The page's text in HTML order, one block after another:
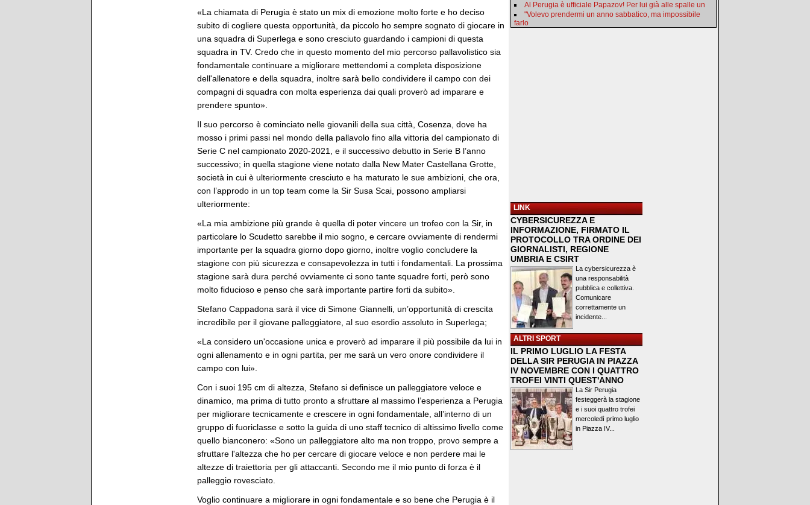
«La chiamata di Perugia è stato un mix di emozione molto forte e ho deciso
subito di cogliere questa opportunità, da piccolo ho sempre sognato di giocare in
una squadra di Superlega e sono cresciuto guardando i campioni di questa
squadra in TV. Credo che in questo momento del mio percorso pallavolistico sia
fondamentale continuare a migliorare mettendomi a completa disposizione
dell'allenatore e della squadra, inoltre sarà bello condividere il campo con dei
compagni di squadra con molta esperienza dai quali proverò ad imparare e
prendere spunto».
Il suo percorso è cominciato nelle giovanili della sua città, Cosenza, dove ha
mosso i primi passi nel mondo della pallavolo fino alla vittoria del campionato di
Serie C nel campionato 2020-2021, e il successivo debutto in Serie B l’anno
successivo; in quella stagione viene notato dalla New Mater Castellana Grotte,
società in cui è ulteriormente cresciuto e ha maturato le sue ambizioni, che ora,
con l’approdo in un top team come la Sir Susa Scai, possono ampliarsi
ulteriormente:
«La mia ambizione più grande è quella di poter vincere un trofeo con la Sir, in
particolare lo Scudetto sarebbe il mio sogno, e cercare ovviamente di rendermi
importante per la squadra giorno dopo giorno, inoltre voglio concludere la
stagione con più sicurezza e consapevolezza in tutti i fondamentali. La prossima
stagione sarà dura perché ovviamente ci sono tante squadre forti, però sono
molto fiducioso e penso che sarà importante partire forti da subito».
Stefano Cappadona sarà il vice di Simone Giannelli, un’opportunità di crescita
incredibile per il giovane palleggiatore, al suo esordio assoluto in Superlega;
«La considero un'occasione unica e proverò ad imparare il più possibile da lui in
ogni allenamento e in ogni partita, per me sarà un vero onore condividere il
campo con lui».
Con i suoi 195 cm di altezza, Stefano si definisce un palleggiatore veloce e
dinamico, ma prima di tutto pronto a sfruttare al massimo l’esperienza a Perugia
per migliorare tecnicamente e crescere in ogni fondamentale, all’interno di un
gruppo di fuoriclasse e sotto la guida di uno staff tecnico di altissimo livello come
quello bianconero: «Sono un palleggiatore alto ma non troppo, provo sempre a
sfruttare l'altezza che ho per cercare di giocare veloce e non perdere mai le
altezze di traiettoria per gli attaccanti. Secondo me il mio punto di forza è il
palleggio rovesciato.
Voglio continuare a migliorare in ogni fondamentale e so bene che Perugia è il
Al Perugia è ufficiale Papazov! Per lui già alle spalle un
"Volevo prendermi un anno sabbatico, ma impossibile
farlo
LINK
CYBERSICUREZZA E
INFORMAZIONE, FIRMATO IL
PROTOCOLLO TRA ORDINE DEI
GIORNALISTI, REGIONE
UMBRIA E CSIRT
La cybersicurezza è
una responsabilità
pubblica e collettiva.
Comunicare
correttamente un
incidente...
ALTRI SPORT
IL PRIMO LUGLIO LA FESTA
DELLA SIR PERUGIA IN PIAZZA
IV NOVEMBRE CON I QUATTRO
TROFEI VINTI QUEST'ANNO
La Sir Perugia
festeggerà la stagione
e i suoi quattro trofei
mercoledì primo luglio
in Piazza IV...